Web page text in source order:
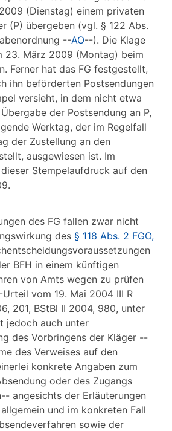
(Dienstag) einem privaten
(P) übergeben (vgl. § 122 Abs.
--AO--). Die Klage
23. März 2009 (Montag) beim
Ferner hat das FG festgestellt,
ihn beförderten Postsendungen
versieht, in dem nicht etwa
der Postsendung an P,
Werktag, der im Regelfall
der Zustellung an den
ausgewiesen ist. Im
Stempelaufdruck auf den
des FG fallen zwar nicht
des § 118 Abs. 2 FGO,
BFH in einem künftigen
von Amts wegen zu prüfen
vom 19. Mai 2004 III R
201, BStBl II 2004, 980, unter
jedoch auch unter
des Vorbringens der Kläger --
des Verweises auf den
konkrete Angaben zum
oder des Zugangs
angesichts der Erläuterungen
und im konkreten Fall
sowie der